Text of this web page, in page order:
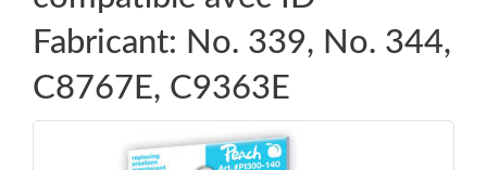
Fabricant: No. 339, No. 344,
C8767E, C9363E